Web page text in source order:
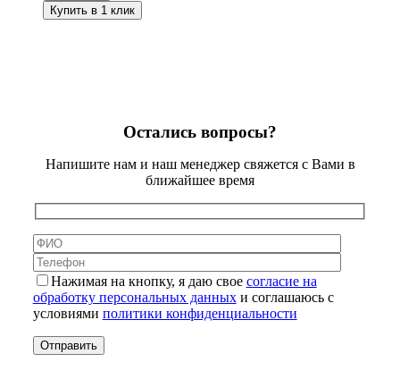
Купить в 1 клик
Остались вопросы?
Напишите нам и наш менеджер свяжется с Вами в
ближайшее время
Нажимая на кнопку, я даю свое согласие на
обработку персональных данныхи соглашаюсь с
условиями политики конфиденциальности